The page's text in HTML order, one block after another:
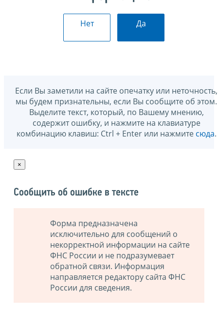
Нет Да
Если Вы заметили на сайте опечатку или неточность,
мы будем признательны, если Вы сообщите об этом.
Выделите текст, который, по Вашему мнению,
содержит ошибку, и нажмите на клавиатуре
комбинацию клавиш: Ctrl + Enter или нажмите сюда.
×
Сообщить об ошибке в тексте
Форма предназначена
исключительно для сообщений о
некорректной информации на сайте
ФНС России и не подразумевает
обратной связи. Информация
направляется редактору сайта ФНС
России для сведения.